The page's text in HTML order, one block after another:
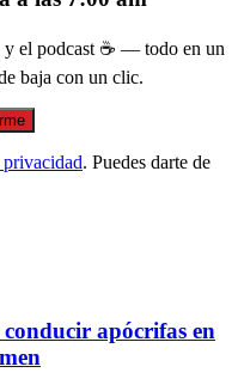
y el podcast ☕ — todo en un
baja con un clic.
. Puedes darte de
apócrifas en